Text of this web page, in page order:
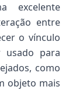
excelente
entre
o vínculo
usado para
como
objeto mais